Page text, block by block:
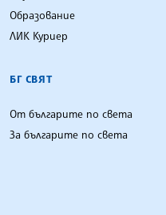
Образование
ЛИК Куриер
БГ СВЯТ
От българите по света
За българите по света